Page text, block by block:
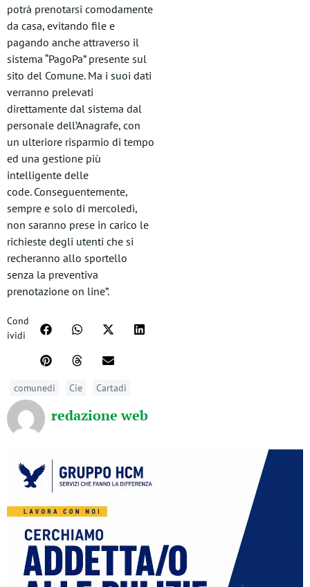
potrà prenotarsi comodamente
da casa, evitando file e
pagando anche attraverso il
sistema “PagoPa” presente sul
sito del Comune. Ma i suoi dati
verranno prelevati
direttamente dal sistema dal
personale dell’Anagrafe, con
un ulteriore risparmio di tempo
ed una gestione più
intelligente delle
code. Conseguentemente,
sempre e solo di mercoledì,
non saranno prese in carico le
richieste degli utenti che si
recheranno allo sportello
senza la preventiva
prenotazione on line”.
Cond
ividi
comunedi Cie Cartadi
redazione web